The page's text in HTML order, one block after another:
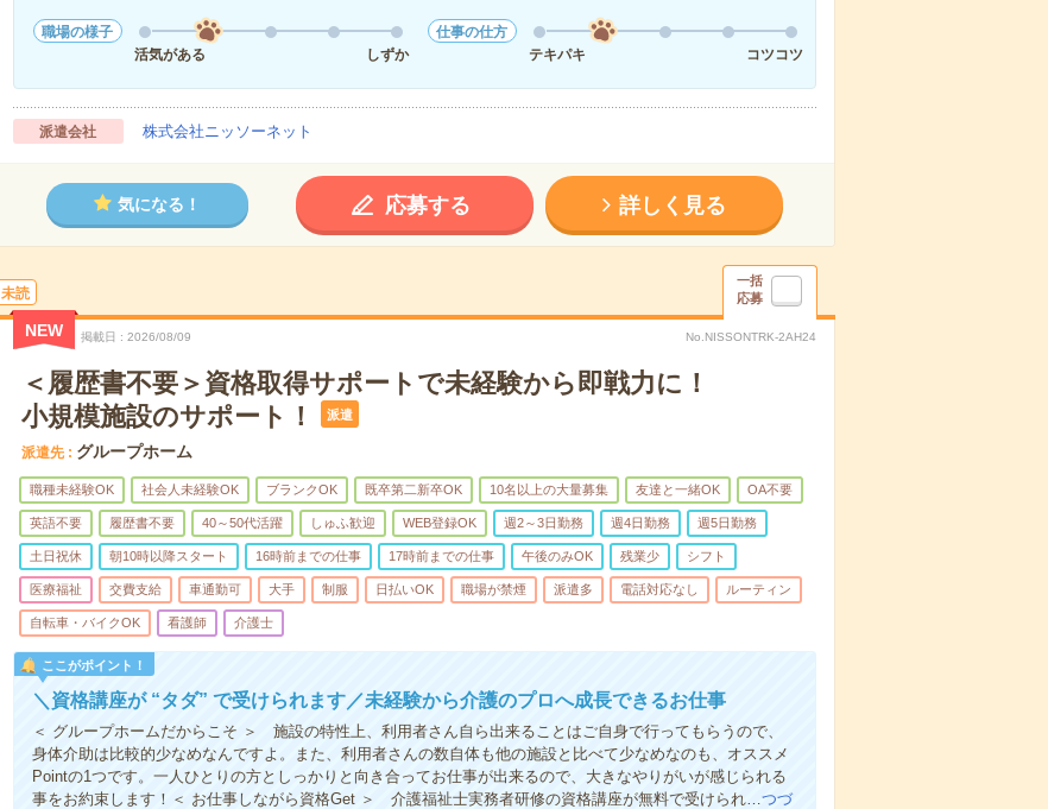
職場の様子
活気がある
しずか
仕事の仕方
テキパキ
コツコツ
派遣会社 株式会社ニッソーネット
気になる！ 応募する 詳しく見る
未読
一括
応募
NEW 掲載日 2026/08/09 No.NISSONTRK-2AH24
＜履歴書不要＞資格取得サポートで未経験から即戦力に！
小規模施設のサポート！
派遣
派遣先 グループホーム
職種未経験OK 社会人未経験OK ブランクOK 既卒第二新卒OK 10名以上の大量募集 友達と一緒OK OA不要
英語不要 履歴書不要 40～50代活躍 しゅふ歓迎 WEB登録OK 週2～3日勤務 週4日勤務 週5日勤務
土日祝休 朝10時以降スタート 16時前までの仕事 17時前までの仕事 午後のみOK 残業少 シフト
医療福祉 交費支給 車通勤可 大手 制服 日払いOK 職場が禁煙 派遣多 電話対応なし ルーティン
自転車・バイクOK 看護師 介護士
ここがポイント！
＼資格講座が “タダ” で受けられます／未経験から介護のプロへ成長できるお仕事
＜ グループホームだからこそ ＞ 施設の特性上、利用者さん自ら出来ることはご自身で行ってもらうので、
身体介助は比較的少なめなんですよ。また、利用者さんの数自体も他の施設と比べて少なめなのも、オススメ
Pointの1つです。一人ひとりの方としっかりと向き合ってお仕事が出来るので、大きなやりがいが感じられる
事をお約束します！＜ お仕事しながら資格Get ＞ 介護福祉士実務者研修の資格講座が無料で受けられ…つづ